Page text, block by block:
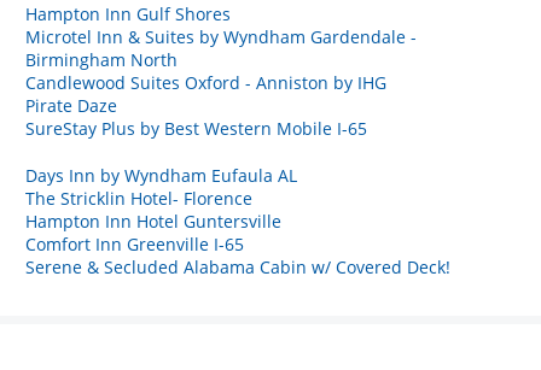
Hampton Inn Gulf Shores
Microtel Inn & Suites by Wyndham Gardendale -
Birmingham North
Candlewood Suites Oxford - Anniston by IHG
Pirate Daze
SureStay Plus by Best Western Mobile I-65
Days Inn by Wyndham Eufaula AL
The Stricklin Hotel- Florence
Hampton Inn Hotel Guntersville
Comfort Inn Greenville I-65
Serene & Secluded Alabama Cabin w/ Covered Deck!